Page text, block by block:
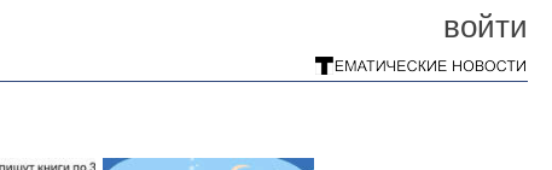
войти